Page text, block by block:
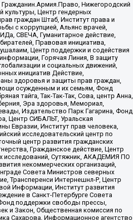
Нижегородский
культуры, Центр гендерных
граждан Штаб, Институт права и
с коррупцией, Альянс врачей,
СВЕЧА, Гуманитарное действие,
Правовая инициатива,
Центр поддержки и содействия
Горячая Линия, В защиту
и социальных движений,
инициатив Действие,
здоровья и защиты прав граждан,
осужденным и их семьям, Фонд
тайга, Так-Так-Так, Сова, центр Анна,
Эра здоровья, Мемориал,
Издательство Парк Гагарина, Фонд
Центр СИБАЛЬТ, Уральская
Евразии, Институт прав человека,
исследовательский центр по
центр развития гражданских
Гражданское действие, Центр
исследований, Сутяжник, АКАДЕМИЯ ПО
некоммерческих организаций,
Совета Министров северных
Трансперенси Интернешнл-Р, Центр
Информации, Институт развития
в Санкт-Петербурге Совета
поддержки свободы прессы,
и Закон, Общественная комиссия по
Сахарова, Информационное агентство